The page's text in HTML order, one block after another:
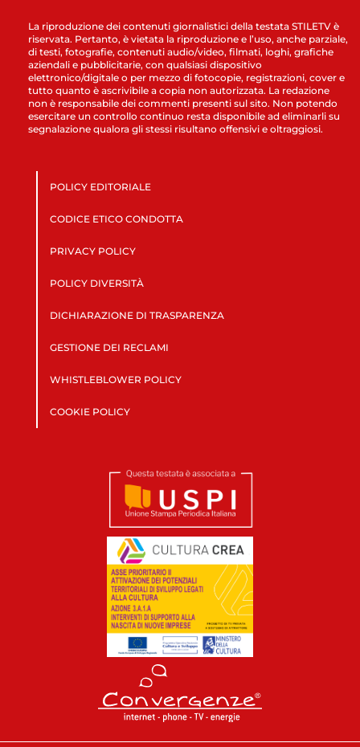
La riproduzione dei contenuti giornalistici della testata STILETV è
riservata. Pertanto, è vietata la riproduzione e l’uso, anche parziale,
di testi, fotografie, contenuti audio/video, filmati, loghi, grafiche
aziendali e pubblicitarie, con qualsiasi dispositivo
elettronico/digitale o per mezzo di fotocopie, registrazioni, cover e
tutto quanto è ascrivibile a copia non autorizzata. La redazione
non è responsabile dei commenti presenti sul sito. Non potendo
esercitare un controllo continuo resta disponibile ad eliminarli su
segnalazione qualora gli stessi risultano offensivi e oltraggiosi.
POLICY EDITORIALE
CODICE ETICO CONDOTTA
PRIVACY POLICY
POLICY DIVERSITÀ
DICHIARAZIONE DI TRASPARENZA
GESTIONE DEI RECLAMI
WHISTLEBLOWER POLICY
COOKIE POLICY